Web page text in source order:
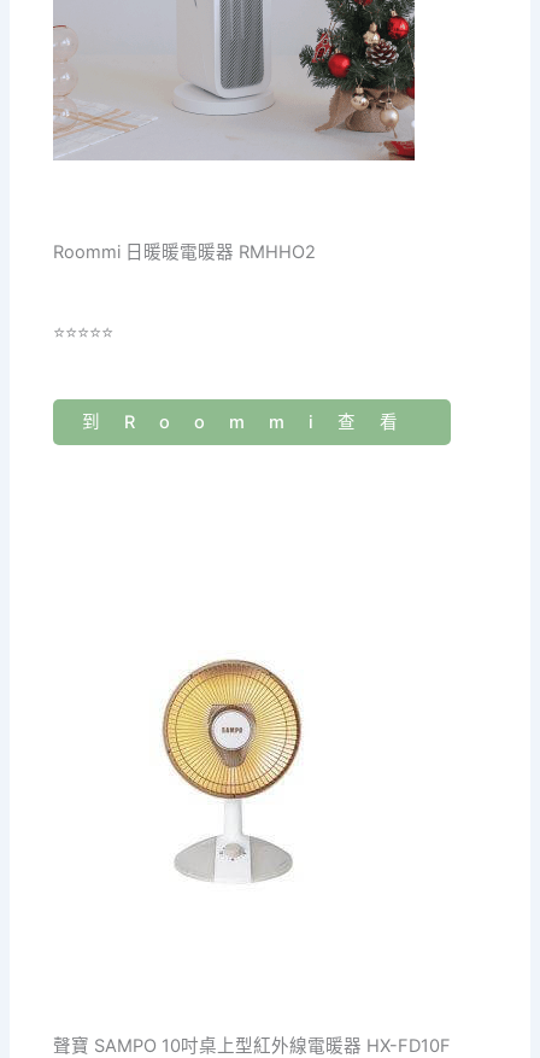
Roommi 日暖暖電暖器 RMHHO2
⭐⭐⭐⭐⭐
到Roommi查看
聲寶 SAMPO 10吋桌上型紅外線電暖器 HX-FD10F